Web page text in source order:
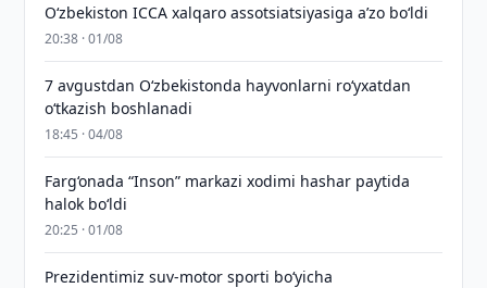
O‘zbekiston ICCA xalqaro assotsiatsiyasiga aʼzo bo‘ldi
20:38 · 01/08
7 avgustdan O‘zbekistonda hayvonlarni ro‘yxatdan
o‘tkazish boshlanadi
18:45 · 04/08
Farg‘onada “Inson” markazi xodimi hashar paytida
halok bo‘ldi
20:25 · 01/08
Prezidentimiz suv-motor sporti bo‘yicha